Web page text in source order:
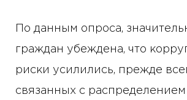
По данным опроса,
граждан убеждена, что
риски усилились, прежде
связанных с